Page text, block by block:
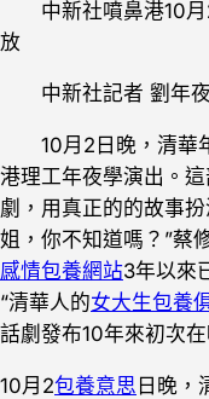
中新社噴鼻港10月2
放
中新社記者 劉年
10月2日晚，清華年
港理工年夜學演出。這
劇，用真正的的故事
姐，你不知道嗎？”蔡
感情包養網站3年以來
“清華人的女大生包養
話劇發布10年來初次
10月2包養意思 日晚，